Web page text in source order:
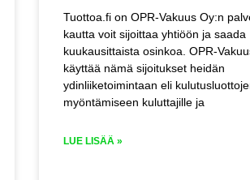
Tuottoa.fi on OPR-Vakuus Oy:n
kautta voit sijoittaa yhtiöön ja saada
kuukausittaista osinkoa. OPR-
käyttää nämä sijoitukset heidän
ydinliiketoimintaan eli
myöntämiseen kuluttajille ja
LUE LISÄÄ »